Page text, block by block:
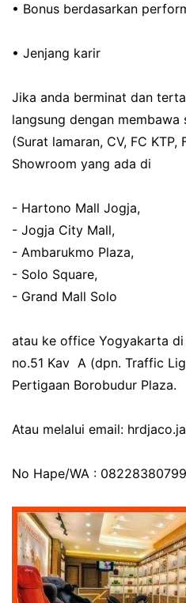
• Bonus berdasarkan
• Jenjang karir
Jika anda berminat dan
langsung dengan membawa
(Surat lamaran, CV, FC KTP,
Showroom yang ada di
- Hartono Mall Jogja,
- Jogja City Mall,
- Ambarukmo Plaza,
- Solo Square,
- Grand Mall Solo
atau ke office Yogyakarta
no.51 Kav A (dpn. Traffic
Pertigaan Borobudur Plaza.
Atau melalui email:
No Hape/WA :